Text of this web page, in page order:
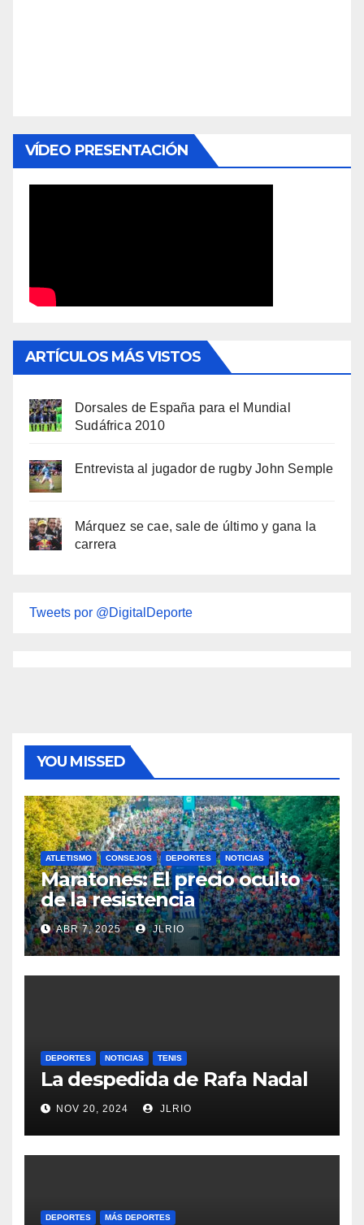
VÍDEO PRESENTACIÓN
ARTÍCULOS MÁS VISTOS
Dorsales de España para el Mundial
Sudáfrica 2010
Entrevista al jugador de rugby John Semple
Márquez se cae, sale de último y gana la
carrera
Tweets por @DigitalDeporte
YOU MISSED
ATLETISMO CONSEJOS DEPORTES NOTICIAS
Maratones: El precio oculto
de la resistencia
ABR 7, 2025 JLRIO
DEPORTES NOTICIAS TENIS
La despedida de Rafa Nadal
NOV 20, 2024 JLRIO
DEPORTES MÁS DEPORTES